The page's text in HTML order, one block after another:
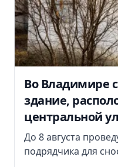
Во Владимире
здание,
центральной
До 8 августа
подрядчика для